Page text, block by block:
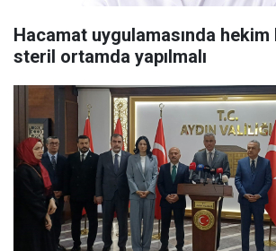
Hacamat uygulamasında
steril ortamda yapılmalı